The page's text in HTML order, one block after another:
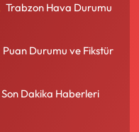
Trabzon Hava Durumu
Puan Durumu ve Fikstür
Son Dakika Haberleri